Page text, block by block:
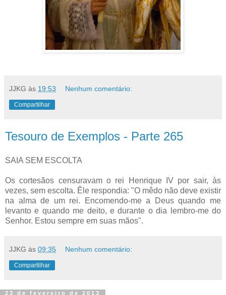
JJKG às 19:53 Nenhum comentário:
Compartilhar
Tesouro de Exemplos - Parte 265
SAIA SEM ESCOLTA
Os cortesãos censuravam o rei Henrique IV por sair, às
vezes, sem escolta. Êle respondia: "O mêdo não deve existir
na alma de um rei. Encomendo-me a Deus quando me
levanto e quando me deito, e durante o dia lembro-me do
Senhor. Estou sempre em suas mãos".
JJKG às 09:35 Nenhum comentário:
Compartilhar
23 de fevereiro de 2013